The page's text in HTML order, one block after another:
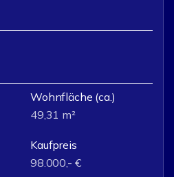
Wohnfläche (ca.)
49,31 m²
Kaufpreis
98.000,- €